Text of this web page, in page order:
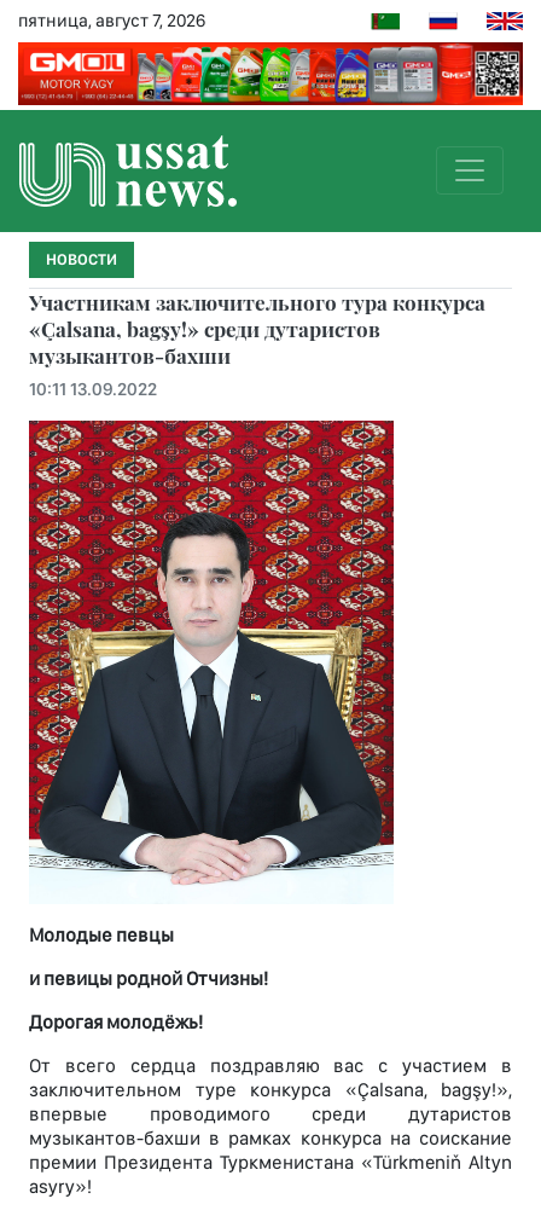
пятница, август 7, 2026
НОВОСТИ
Участникам заключительного тура конкурса
«Çalsana, bagşy!» среди дутаристов
музыкантов-бахши
10:11 13.09.2022
Молодые певцы
и певицы родной Отчизны!
Дорогая молодёжь!
От всего сердца поздравляю вас с участием в
заключительном туре конкурса «Çalsana, bagşy!»,
впервые проводимого среди дутаристов
музыкантов-бахши в рамках конкурса на соискание
премии Президента Туркменистана «Türkmeniň Altyn
asyry»!